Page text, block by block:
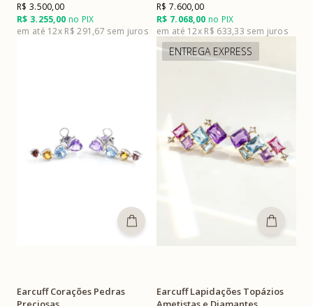
R$ 3.255,00 no PIX
R$ 3.500,00
12x R$ 291,67
R$ 7.068,00 no PIX
R$ 7.600,00
12x R$ 633,33
Earcuff Corações Pedras
ENTREGA EXPRESS
Earcuff Lapidações Topázios